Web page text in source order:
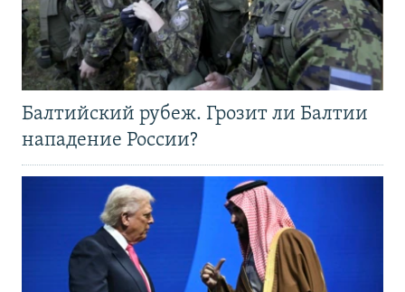
Балтийский рубеж. Грозит ли Балтии
нападение России?